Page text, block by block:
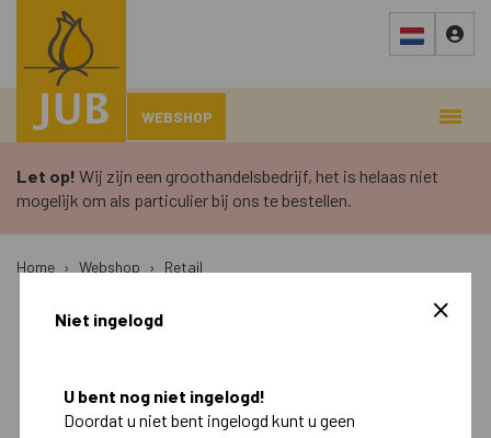
WEBSHOP
Let op! Wij zijn een groothandelsbedrijf, het is helaas niet
mogelijk om als particulier bij ons te bestellen.
Home › Webshop › Retail
Najaar
Retail
Landscape
Niet ingelogd
U bent nog niet ingelogd!
Doordat u niet bent ingelogd kunt u geen